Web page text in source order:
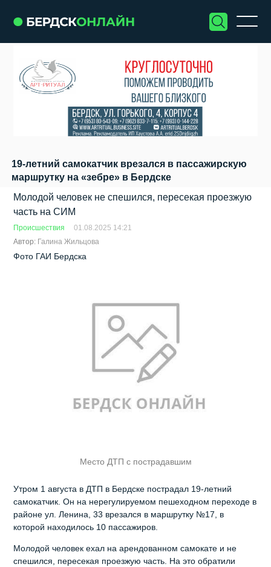
19-летний самокатчик врезался в пассажирскую
маршрутку на «зебре» в Бердске
Молодой человек не спешился, пересекая проезжую
часть на СИМ
Происшествия
01.08.2025 14:21
Автор: Галина Жильцова
Фото ГАИ Бердска
Место ДТП с пострадавшим
Утром 1 августа в ДТП в Бердске пострадал 19-летний
самокатчик. Он на нерегулируемом пешеходном переходе в
районе ул. Ленина, 33 врезался в маршрутку №17, в
которой находилось 10 пассажиров.
Молодой человек ехал на арендованном самокате и не
спешился, пересекая проезжую часть. На это обратили